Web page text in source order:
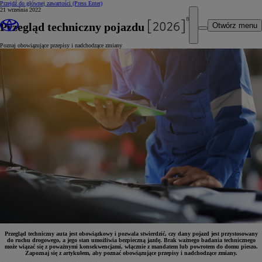
Przejdź do głównej zawartości (Press Enter)
Otwórz menu
21 września 2022
Przegląd techniczny pojazdu
Poznaj obowiązujące przepisy i nadchodzące zmiany
Przegląd techniczny auta jest obowiązkowy i pozwala stwierdzić, czy dany pojazd jest przystosowany
do ruchu drogowego, a jego stan umożliwia bezpieczną jazdę. Brak ważnego badania technicznego
może wiązać się z poważnymi konsekwencjami, włącznie z mandatem lub powrotem do domu pieszo.
Zapoznaj się z artykułem, aby poznać obowiązujące przepisy i nadchodzące zmiany.